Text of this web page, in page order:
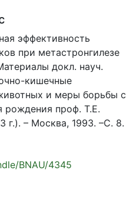
эффективность
при метастронгилезе
докл. науч.
кишечные
и меры борьбы с
рождения проф. Т.Е.
г.). – Москва, 1993. –С. 8.
BNAU/4345